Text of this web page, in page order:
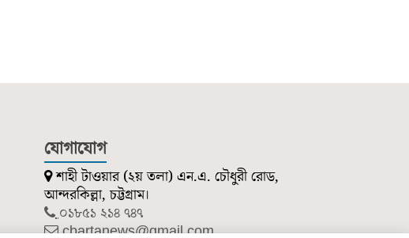
যোগাযোগ
শাহী টাওয়ার (২য় তলা) এন.এ. চৌধুরী রোড,
আন্দরকিল্লা, চট্টগ্রাম।
০১৮৫১ ২১৪ ৭৪৭
cbartanews@gmail.com